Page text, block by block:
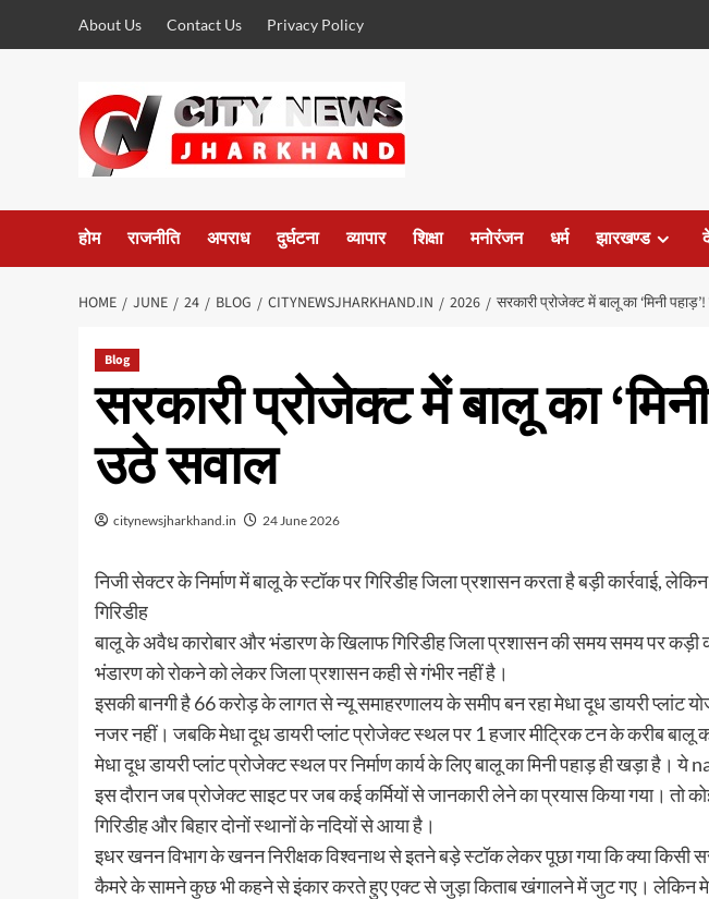
About Us Contact Us Privacy Policy
होम राजनीति अपराध दुर्घटना व्यापार शिक्षा मनोरंजन धर्म झारखण्ड
HOME JUNE 24 BLOG CITYNEWSJHARKHAND.IN 2026 सरकारी प्रोजेक्ट में बालू का ‘मिनी
Blog
सरकारी प्रोजेक्ट में बालू का
उठे सवाल
citynewsjharkhand.in 24 June 2026
निजी सेक्टर के निर्माण में बालू के स्टॉक पर गिरिडीह जिला प्रशासन करता है बड़ी कार्रवाई,
गिरिडीह
बालू के अवैध कारोबार और भंडारण के खिलाफ गिरिडीह जिला प्रशासन की समय समय पर कड़ी
भंडारण को रोकने को लेकर जिला प्रशासन कही से गंभीर नहीं है।
इसकी बानगी है 66 करोड़ के लागत से न्यू समाहरणालय के समीप बन रहा मेधा दूध डायरी
नजर नहीं। जबकि मेधा दूध डायरी प्लांट प्रोजेक्ट स्थल पर 1 हजार मीट्रिक टन के करीब
मेधा दूध डायरी प्लांट प्रोजेक्ट स्थल पर निर्माण कार्य के लिए बालू का मिनी पहाड़ ही खड़ा है।
इस दौरान जब प्रोजेक्ट साइट पर जब कई कर्मियों से जानकारी लेने का प्रयास किया गया।
गिरिडीह और बिहार दोनों स्थानों के नदियों से आया है।
इधर खनन विभाग के खनन निरीक्षक विश्वनाथ से इतने बड़े स्टॉक लेकर पूछा गया कि क्या किसी
कैमरे के सामने कुछ भी कहने से इंकार करते हुए एक्ट से जुड़ा किताब खंगालने में जुट गए। लेकिन